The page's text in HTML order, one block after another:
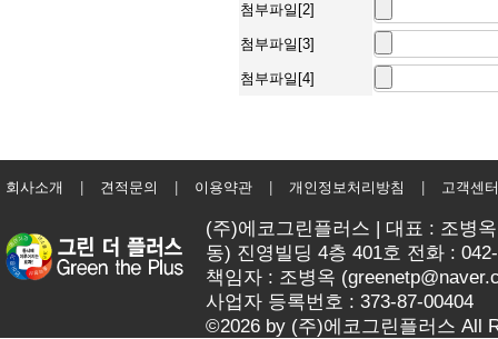
첨부파일[2]
첨부파일[3]
첨부파일[4]
회사소개 견적문의 이용약관 개인정보처리방침 고객센터
(주)에코그린플러스 | 대표 : 조병
동) 진영빌딩 4층 401호 전화 :
책임자 : 조병옥 (
사업자 등록번호 : 373-87-00404
©2026 by (주)에코그린플러스 All